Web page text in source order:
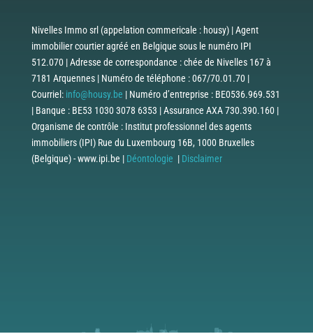
Nivelles Immo srl (appelation commericale : housy) | Agent
immobilier courtier agréé en Belgique sous le numéro IPI
512.070 | Adresse de correspondance : chée de Nivelles 167 à
7181 Arquennes | Numéro de téléphone : 067/70.01.70 |
Courriel: info@housy.be | Numéro d’entreprise : BE0536.969.531
| Banque : BE53 1030 3078 6353 | Assurance AXA 730.390.160 |
Organisme de contrôle : Institut professionnel des agents
immobiliers (IPI) Rue du Luxembourg 16B, 1000 Bruxelles
(Belgique) - www.ipi.be | Déontologie | Disclaimer